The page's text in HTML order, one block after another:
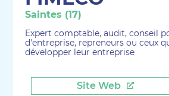
Saintes (17)
Expert comptable, audit, conseil
d'entreprise, repreneurs ou ceux
développer leur entreprise
Site Web